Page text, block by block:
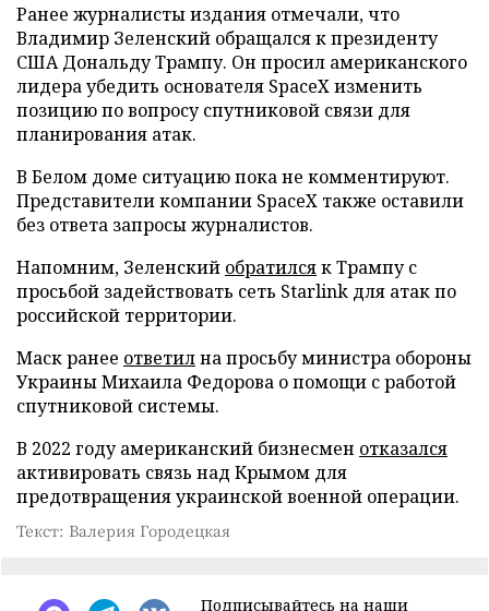
Ранее журналисты издания отмечали, что
Владимир Зеленский обращался к президенту
США Дональду Трампу. Он просил американского
лидера убедить основателя SpaceX изменить
позицию по вопросу спутниковой связи для
планирования атак.
В Белом доме ситуацию пока не комментируют.
Представители компании SpaceX также оставили
без ответа запросы журналистов.
Напомним, Зеленский обратилсяк Трампу с
просьбой задействовать сеть Starlink для атак по
российской территории.
Маск ранее ответилна просьбу министра обороны
Украины Михаила Федорова о помощи с работой
спутниковой системы.
В 2022 году американский бизнесмен отказался
активировать связь над Крымом для
предотвращения украинской военной операции.
Текст: Валерия Городецкая
Подписывайтесь на наши